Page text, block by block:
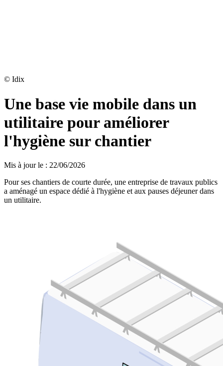
© Idix
Une base vie mobile dans un
utilitaire pour améliorer
l'hygiène sur chantier
Mis à jour le : 22/06/2026
Pour ses chantiers de courte durée, une entreprise de travaux publics
a aménagé un espace dédié à l'hygiène et aux pauses déjeuner dans
un utilitaire.